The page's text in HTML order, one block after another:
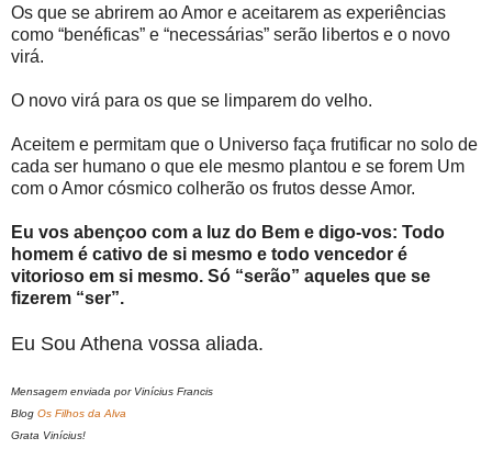
Os que se abrirem ao Amor e aceitarem as experiências
como “benéficas” e “necessárias” serão libertos e o novo
virá.
O novo virá para os que se limparem do velho.
Aceitem e permitam que o Universo faça frutificar no solo de
cada ser humano o que ele mesmo plantou e se forem Um
com o Amor cósmico colherão os frutos desse Amor.
Eu vos abençoo com a luz do Bem e digo-vos: Todo
homem é cativo de si mesmo e todo vencedor é
vitorioso em si mesmo. Só “serão” aqueles que se
fizerem “ser”.
Eu Sou Athena vossa aliada.
Mensagem enviada por Vinícius Francis
Blog Os Filhos da Alva
Grata Vinícius!